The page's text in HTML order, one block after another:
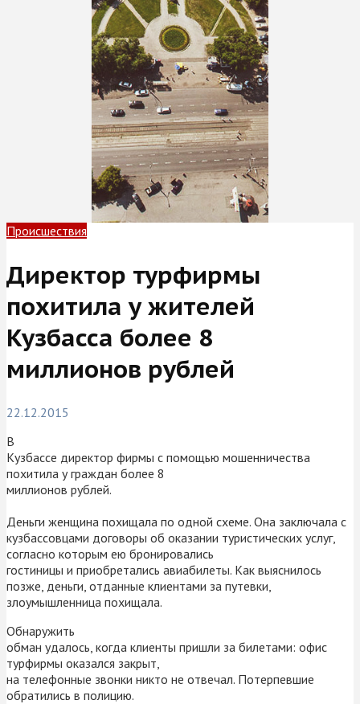
Происшествия
Директор турфирмы
похитила у жителей
Кузбасса более 8
миллионов рублей
22.12.2015
В
Кузбассе директор фирмы с помощью мошенничества
похитила у граждан более 8
миллионов рублей.
Деньги женщина похищала по одной схеме. Она заключала с
кузбассовцами договоры об оказании туристических услуг,
согласно которым ею бронировались
гостиницы и приобретались авиабилеты. Как выяснилось
позже, деньги, отданные клиентами за путевки,
злоумышленница похищала.
Обнаружить
обман удалось, когда клиенты пришли за билетами: офис
турфирмы оказался закрыт,
на телефонные звонки никто не отвечал. Потерпевшие
обратились в полицию.